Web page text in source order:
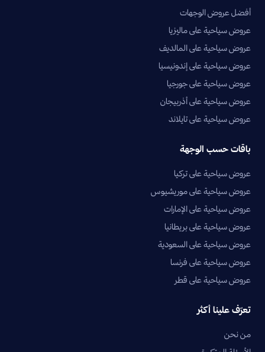
أفضل عروض الوجهات
عروض سياحية على ماليزيا
عروض سياحية على المالديف
عروض سياحية على إندونيسيا
عروض سياحية على جورجيا
عروض سياحية على أذربيجان
عروض سياحية على تايلاند
باقات حسب الوجهة
عروض سياحية على تركيا
عروض سياحية على موريشيوس
عروض سياحية على الإمارات
عروض سياحية على بريطانيا
عروض سياحية على السعودية
عروض سياحية على فرنسا
عروض سياحية على قطر
تعرّف علينا أكثر
من نحن